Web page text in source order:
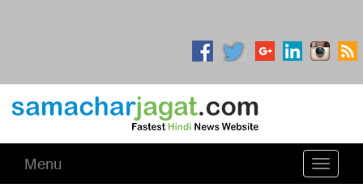
Toggle
Menu